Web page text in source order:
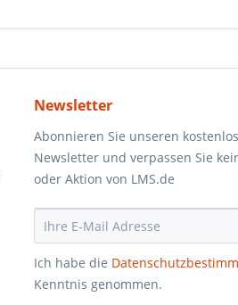
Newsletter
Abonnieren Sie unseren
Newsletter und verpassen Sie
oder Aktion von LMS.de
Ich habe die
Kenntnis genommen.